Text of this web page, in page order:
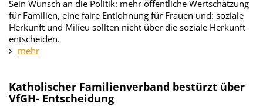
Sein Wunsch an die Politik: mehr öffentliche Wertschätzung
für Familien, eine faire Entlohnung für Frauen und: soziale
Herkunft und Milieu sollten nicht über die soziale Herkunft
entscheiden.
mehr
Katholischer Familienverband bestürzt über
VfGH- Entscheidung